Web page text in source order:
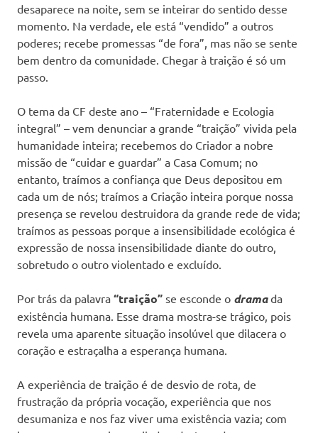
desaparece na noite, sem se inteirar do sentido desse
momento. Na verdade, ele está “vendido” a outros
poderes; recebe promessas “de fora”, mas não se sente
bem dentro da comunidade. Chegar à traição é só um
passo.
O tema da CF deste ano – “Fraternidade e Ecologia
integral” – vem denunciar a grande “traição” vivida pela
humanidade inteira; recebemos do Criador a nobre
missão de “cuidar e guardar” a Casa Comum; no
entanto, traímos a confiança que Deus depositou em
cada um de nós; traímos a Criação inteira porque nossa
presença se revelou destruidora da grande rede de vida;
traímos as pessoas porque a insensibilidade ecológica é
expressão de nossa insensibilidade diante do outro,
sobretudo o outro violentado e excluído.
Por trás da palavra “traição” se esconde o dramada
existência humana. Esse drama mostra-se trágico, pois
revela uma aparente situação insolúvel que dilacera o
coração e estraçalha a esperança humana.
A experiência de traição é de desvio de rota, de
frustração da própria vocação, experiência que nos
desumaniza e nos faz viver uma existência vazia; com